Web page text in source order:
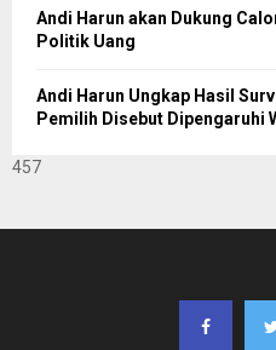
Andi Harun akan Dukung
Politik Uang
Andi Harun Ungkap Hasil
Pemilih Disebut Dipengaruhi
457